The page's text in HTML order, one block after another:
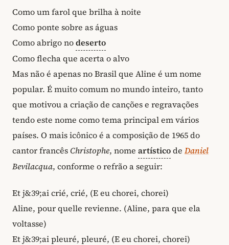
Como um farol que brilha à noite
Como ponte sobre as águas
Como abrigo nodeserto
Como flecha que acerta o alvo
Mas não é apenas no Brasil que Aline é um nome
popular. É muito comum no mundo inteiro, tanto
que motivou a criação de canções e regravações
tendo este nome como tema principal em vários
países. O mais icônico é a composição de 1965 do
cantor francêsChristophe, nome artísticode Daniel
Bevilacqua, conforme o refrão a seguir:
Et j&39;ai crié, crié, (E eu chorei, chorei)
Aline, pour quelle revienne. (Aline, para que ela
voltasse)
Et j&39;ai pleuré, pleuré, (E eu chorei, chorei)